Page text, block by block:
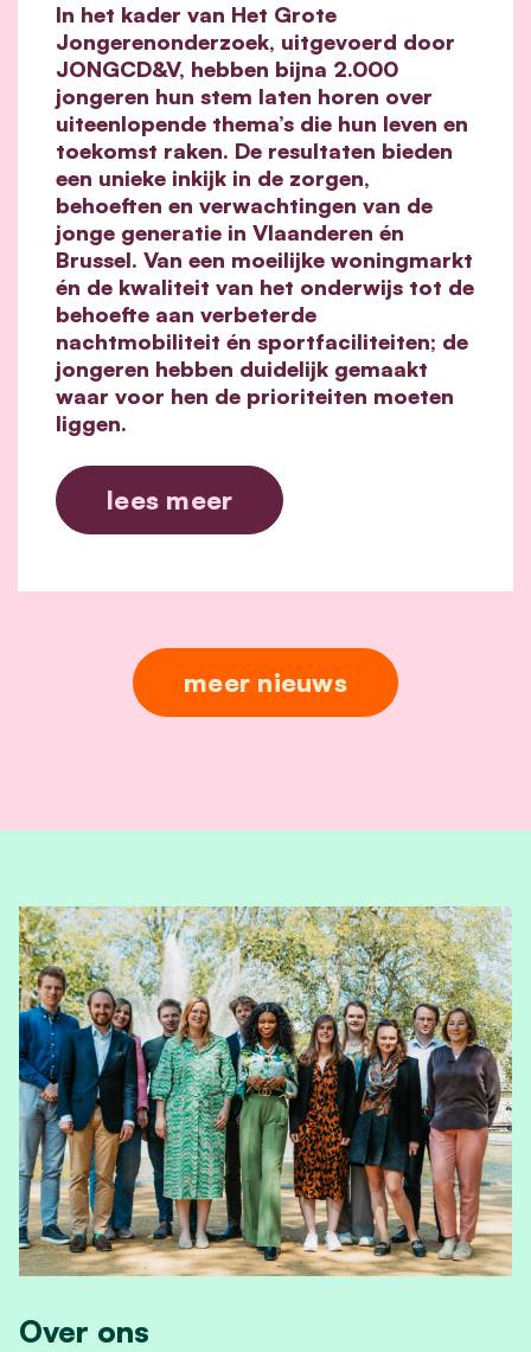
In het kader van Het Grote
Jongerenonderzoek, uitgevoerd door
JONGCD&V, hebben bijna 2.000
jongeren hun stem laten horen over
uiteenlopende thema’s die hun leven en
toekomst raken. De resultaten bieden
een unieke inkijk in de zorgen,
behoeften en verwachtingen van de
jonge generatie in Vlaanderen én
Brussel. Van een moeilijke woningmarkt
én de kwaliteit van het onderwijs tot de
behoefte aan verbeterde
nachtmobiliteit én sportfaciliteiten; de
jongeren hebben duidelijk gemaakt
waar voor hen de prioriteiten moeten
liggen.
lees meer
meer nieuws
Over ons